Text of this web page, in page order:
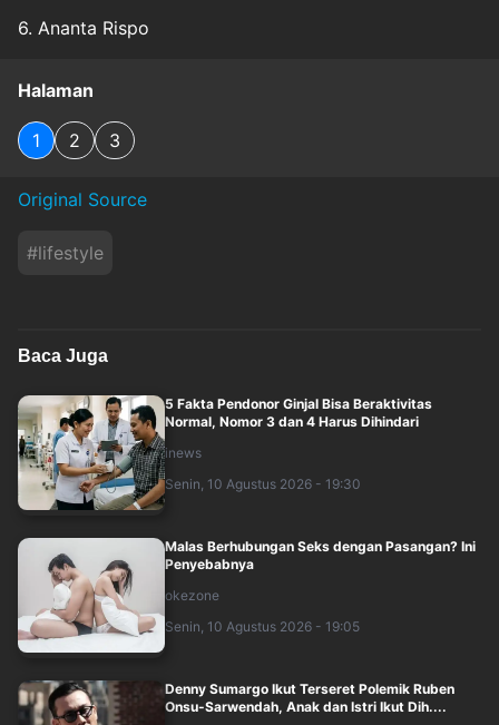
6. Ananta Rispo
Halaman
1 2 3
Original Source
#lifestyle
Baca Juga
5 Fakta Pendonor Ginjal Bisa Beraktivitas
Normal, Nomor 3 dan 4 Harus Dihindari
inews
Senin, 10 Agustus 2026 - 19:30
Malas Berhubungan Seks dengan Pasangan? Ini
Penyebabnya
okezone
Senin, 10 Agustus 2026 - 19:05
Denny Sumargo Ikut Terseret Polemik Ruben
Onsu-Sarwendah, Anak dan Istri Ikut Dih....